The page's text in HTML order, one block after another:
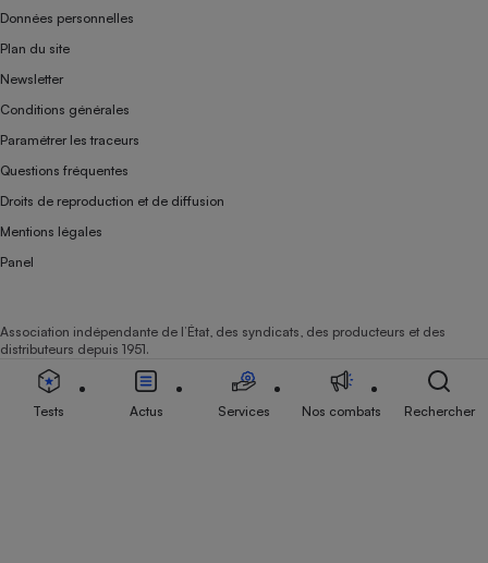
Données personnelles
Plan du site
Newsletter
Conditions générales
Paramétrer les traceurs
Questions fréquentes
Droits de reproduction et de diffusion
Mentions légales
Panel
Association indépendante de l’État, des syndicats, des producteurs et des
distributeurs depuis 1951.
Tests Actus Services Nos combats Rechercher